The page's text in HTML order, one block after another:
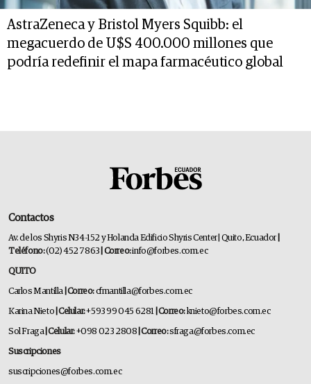
AstraZeneca y Bristol Myers Squibb: el
megacuerdo de U$S 400.000 millones que
podría redefinir el mapa farmacéutico global
Contactos
Av. de los Shyris N34-152 y Holanda Edificio Shyris Center | Quito, Ecuador
Teléfono:(02) 452 7863 | Correo:info@forbes.com.ec
QUITO
Carlos Mantilla | Correo:cfmantilla@forbes.com.ec
Karina Nieto | Celular:+593 99 045 6281 | Correo:knieto@forbes.com.ec
Sol Fraga| Celular:+098 023 2808 | Correo:sfraga@forbes.com.ec
Suscripciones
suscripciones@forbes.com.ec